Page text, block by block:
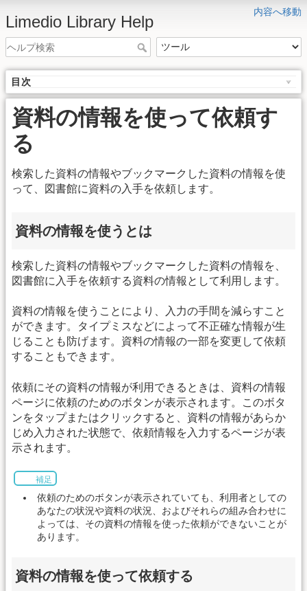
内容へ移動
Limedio Library Help
目次
資料の情報を使って依頼す
る
検索した資料の情報やブックマークした資料の情報を使
って、図書館に資料の入手を依頼します。
資料の情報を使うとは
検索した資料の情報やブックマークした資料の情報を、
図書館に入手を依頼する資料の情報として利用します。
資料の情報を使うことにより、入力の手間を減らすこと
ができます。タイプミスなどによって不正確な情報が生
じることも防げます。資料の情報の一部を変更して依頼
することもできます。
依頼にその資料の情報が利用できるときは、資料の情報
ページに依頼のためのボタンが表示されます。このボタ
ンをタップまたはクリックすると、資料の情報があらか
じめ入力された状態で、依頼情報を入力するページが表
示されます。
補足
依頼のためのボタンが表示されていても、利用者としての
あなたの状況や資料の状況、およびそれらの組み合わせに
よっては、その資料の情報を使った依頼ができないことが
あります。
資料の情報を使って依頼する